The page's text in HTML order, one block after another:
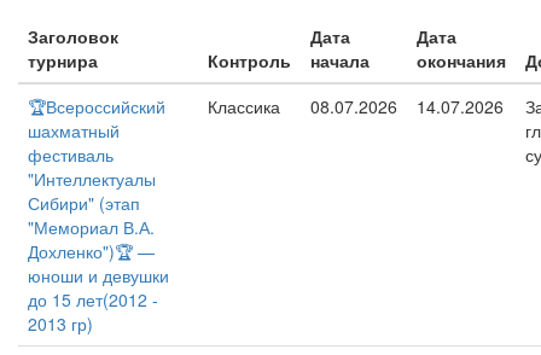
Заголовок
турнира
Контроль
Дата
начала
Дата
окончания
🏆Всероссийский
шахматный
фестиваль
"Интеллектуалы
Сибири" (этап
"Мемориал В.А.
Дохленко")🏆 —
юноши и девушки
до 15 лет(2012 -
2013 гр)
Классика 08.07.2026 14.07.2026